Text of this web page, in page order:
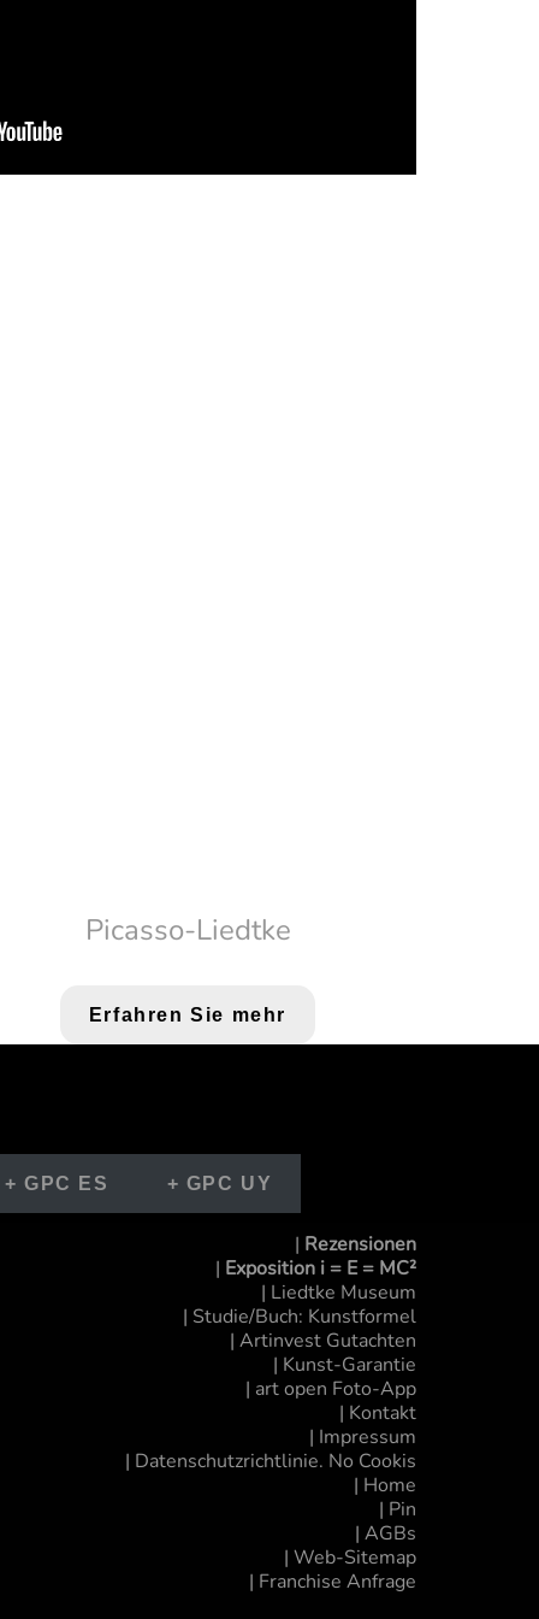
Picasso-Liedtke
Erfahren Sie mehr
+ GPC ES + GPC UY
| Rezensionen
| Exposition i = E = MC²
| Liedtke Museum
| Studie/Buch: Kunstformel
| Artinvest Gutachten
| Kunst-Garantie
| art open Foto-App
| Kontakt
| Impressum
| Datenschutzrichtlinie. No Cookis
| Home
| Pin
| AGBs
| Web-Sitemap
| Franchise Anfrage